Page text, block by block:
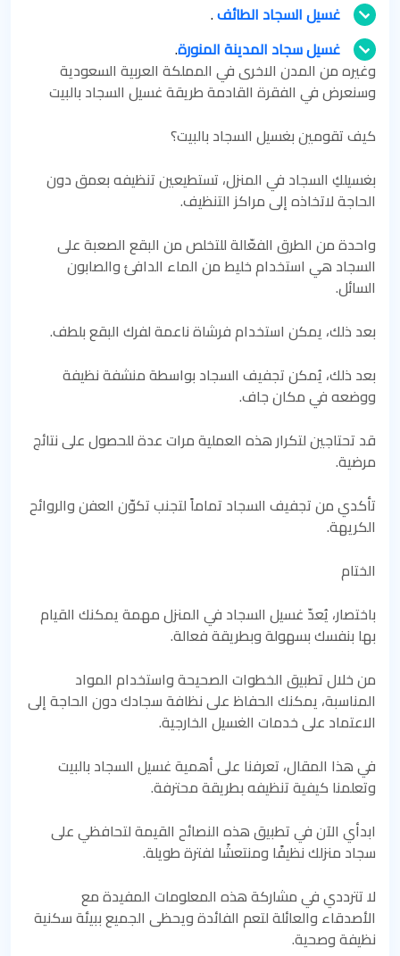
غسيل السجاد الطائف.
غسيل سجاد المدينة المنورة.
وغيره من المدن الاخرى في المملكة العربية السعودية
وسنعرض في الفقرة القادمة طريقة غسيل السجاد بالبيت
كيف تقومين بغسيل السجاد بالبيت؟
بغسيلكِ السجاد في المنزل، تستطيعين تنظيفه بعمق دون
الحاجة لاتخاذه إلى مراكز التنظيف.
واحدة من الطرق الفعّالة للتخلص من البقع الصعبة على
السجاد هي استخدام خليط من الماء الدافئ والصابون
السائل.
بعد ذلك، يمكن استخدام فرشاة ناعمة لفرك البقع بلطف.
بعد ذلك، يُمكن تجفيف السجاد بواسطة منشفة نظيفة
ووضعه في مكان جاف.
قد تحتاجين لتكرار هذه العملية مرات عدة للحصول على نتائج
مرضية.
تأكدي من تجفيف السجاد تماماً لتجنب تكوّن العفن والروائح
الكريهة.
الختام
باختصار، يُعدّ غسيل السجاد في المنزل مهمة يمكنك القيام
بها بنفسك بسهولة وبطريقة فعالة.
من خلال تطبيق الخطوات الصحيحة واستخدام المواد
المناسبة، يمكنك الحفاظ على نظافة سجادك دون الحاجة إلى
الاعتماد على خدمات الغسيل الخارجية.
في هذا المقال، تعرفنا على أهمية غسيل السجاد بالبيت
وتعلمنا كيفية تنظيفه بطريقة محترفة.
ابدأي الآن في تطبيق هذه النصائح القيمة لتحافظي على
سجاد منزلك نظيفًا ومنتعشًا لفترة طويلة.
لا تترددي في مشاركة هذه المعلومات المفيدة مع
الأصدقاء والعائلة لتعم الفائدة ويحظى الجميع ببيئة سكنية
نظيفة وصحية.